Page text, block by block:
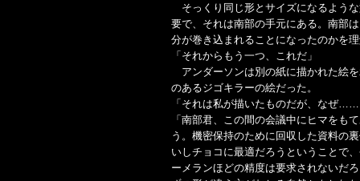
そっくり同じ形とサイズになるよう
要で、それは南部の手元にある。南部
分が巻き込まれることになったのかを
「それからもう一つ、これだ」
アンダーソンは別の紙に描かれた絵
のあるジゴキラーの絵だった。
「それは私が描いたものだが、なぜ
「南部君、この間の会議中にヒマをも
う。機密保持のために回収した資料の
いしチョコに最適だろうということで
ーメランほどの精度は要求されないだ